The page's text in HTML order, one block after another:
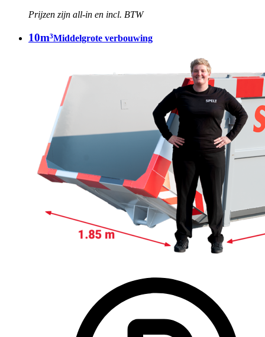
Prijzen zijn all-in en incl. BTW
10m³Middelgrote verbouwing